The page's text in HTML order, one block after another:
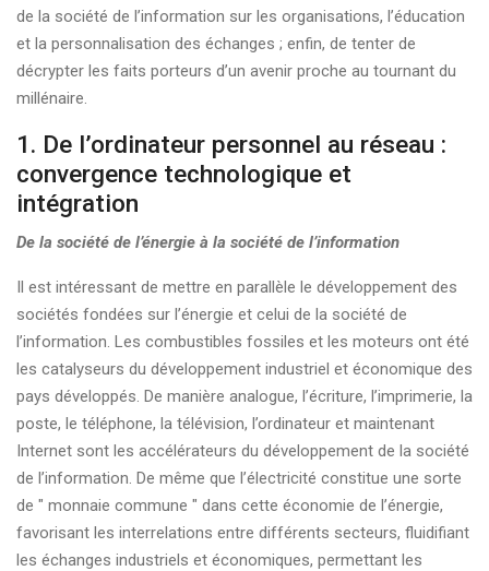
de la société de l’information sur les organisations, l’éducation
et la personnalisation des échanges ; enfin, de tenter de
décrypter les faits porteurs d’un avenir proche au tournant du
millénaire.
1. De l’ordinateur personnel au réseau :
convergence technologique et
intégration
De la société de l’énergie à la société de l’information
Il est intéressant de mettre en parallèle le développement des
sociétés fondées sur l’énergie et celui de la société de
l’information. Les combustibles fossiles et les moteurs ont été
les catalyseurs du développement industriel et économique des
pays développés. De manière analogue, l’écriture, l’imprimerie, la
poste, le téléphone, la télévision, l’ordinateur et maintenant
Internet sont les accélérateurs du développement de la société
de l’information. De même que l’électricité constitue une sorte
de " monnaie commune " dans cette économie de l’énergie,
favorisant les interrelations entre différents secteurs, fluidifiant
les échanges industriels et économiques, permettant les